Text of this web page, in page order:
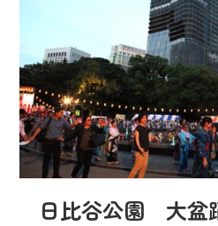
日比谷公園 大